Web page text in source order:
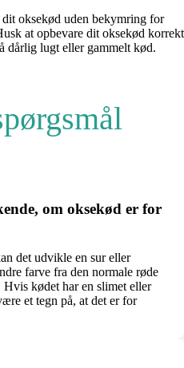
oksekød uden bekymring for
at opbevare dit oksekød korrekt
dårlig lugt eller gammelt kød.
om oksekød er for
det udvikle en sur eller
farve fra den normale røde
kødet har en slimet eller
et tegn på, at det er for